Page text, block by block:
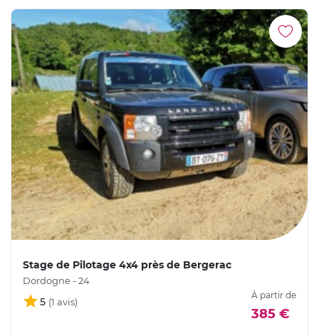
Stage de Pilotage 4x4 près de Bergerac
Dordogne - 24
5
À partir de
385 €